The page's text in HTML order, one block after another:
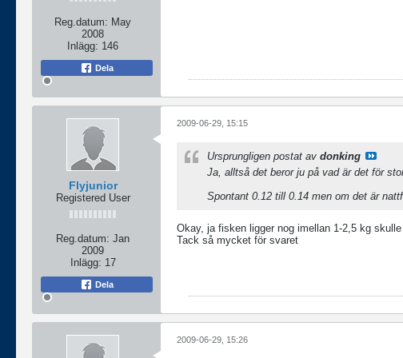
Reg.datum: May
2008
Inlägg: 146
Dela
Flyjunior
Registered User
Reg.datum: Jan
2009
Inlägg: 17
Dela
2009-06-29, 15:15
Ursprungligen postat av donking
Ja, alltså det beror ju på vad är det för
Spontant 0.12 till 0.14 men om det är
Okay, ja fisken ligger nog imellan 1-2,5 kg
Tack så mycket för svaret
2009-06-29, 15:26